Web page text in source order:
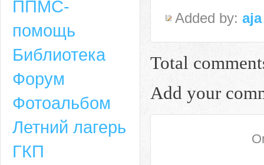
Адрес
659635, Алтайский край, Алтайский район, село Ая, ул. Школьная 11.
6-49, электронный адрес: aja_70@mail.ru
Added by: aja
Total
Add your
ППМС-
помощь
Библиотека
Форум
Фотоальбом
Летний лагерь
ГКП